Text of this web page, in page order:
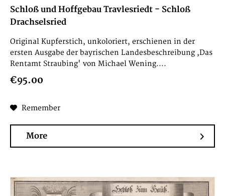
Schloß und Hoffgebau Travlesriedt - Schloß
Drachselsried
Original Kupferstich, unkoloriert, erschienen in der
ersten Ausgabe der bayrischen Landesbeschreibung ,Das
Rentamt Straubing' von Michael Wening....
€95.00
Remember
More